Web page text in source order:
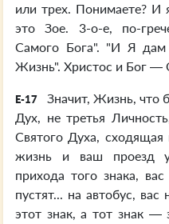
или трех. Понимаете? И
это Зое. 3-о-е, по-
Самого Бога". "И Я
Жизнь". Христос и Бог —
E-17
Значит, Жизнь, что
Дух, не третья
Святого Духа, сходящая
жизнь и ваш проезд
прихода того знака,
пустят... на автобус,
этот знак, а тот знак —